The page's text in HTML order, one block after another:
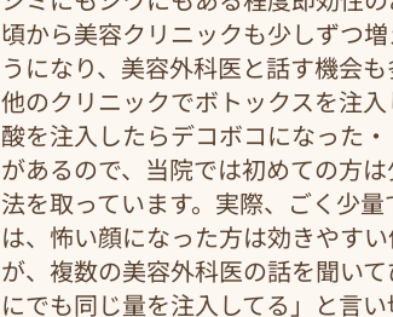
頃から美容クリニックも少しずつ
うになり、美容外科医と話す機会
他のクリニックでボトックスを注
酸を注入したらデコボコになった
があるので、当院では初めての方
法を取っています。実際、ごく少
は、怖い顔になった方は効きやす
が、複数の美容外科医の話を聞い
にでも同じ量を注入してる」と言